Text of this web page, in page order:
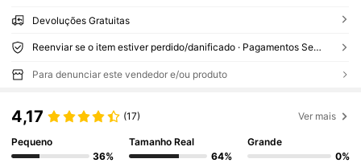
Devoluções Gratuitas
Reenviar se o item estiver perdido/danificado · Pagamentos Seguros · Proteção de privacidade
Para denunciar este vendedor e/ou produto
4,17 (17) Ver mais
Pequeno
36%
Tamanho Real
64%
Grande
0%